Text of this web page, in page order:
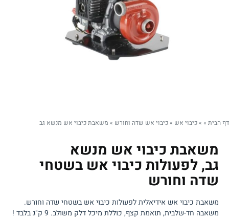
דף הבית »
»כיבוי אש »כיבוי אש שדה וחורש » משאבת כיבוי אש מנשא גב
משאבת כיבוי אש מנשא
גב, לפעולות כיבוי אש בשטחי
שדה וחורש
משאבת כיבוי אש אידיאלית לפעולות כיבוי אש בשטחי שדה וחורש.
משאבה חד-שלבית, תואמת קצף, כוללת מיכל דלק משולב. 9 ק"ג בלבד !